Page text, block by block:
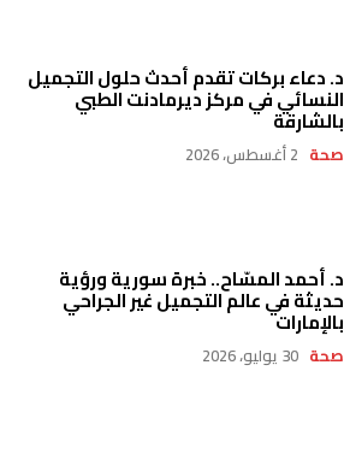
د. دعاء بركات تقدم أحدث حلول التجميل
النسائي في مركز ديرمادنت الطبي
بالشارقة
صحة 2 أغسطس، 2026
د. أحمد المسّاح.. خبرة سورية ورؤية
حديثة في عالم التجميل غير الجراحي
بالإمارات
صحة 30 يوليو، 2026